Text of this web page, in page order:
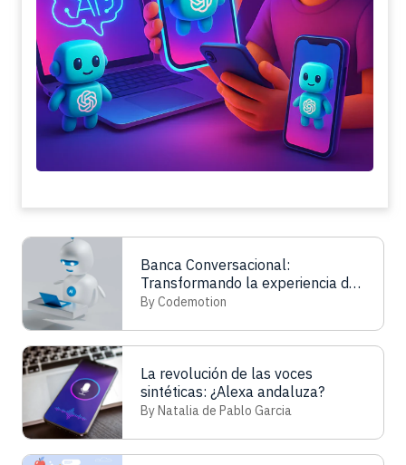
Banca Conversacional:
Transformando la experiencia del
cliente con IAG
By Codemotion
La revolución de las voces
sintéticas: ¿Alexa andaluza?
By Natalia de Pablo Garcia